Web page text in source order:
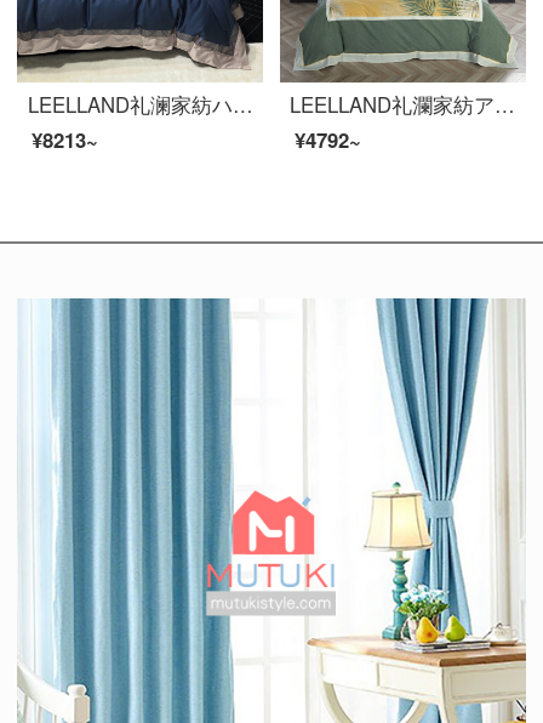
LEELLAND礼澜家紡ハイエンド100本の馬綿シンプルな欧風刺繍の全綿の寝具4点セットの高品質の軽奢ベッド用品セットブランチ湖藍1.8-2.0メートルベッド/220*240 cm
¥8213~
LEELLAND礼瀾家紡アメリカ式色織水洗い綿刺繍全綿寝具四点セット純綿ベッド用品茂林1.8-2.0メートルベッド/220*240 cm
¥4792~